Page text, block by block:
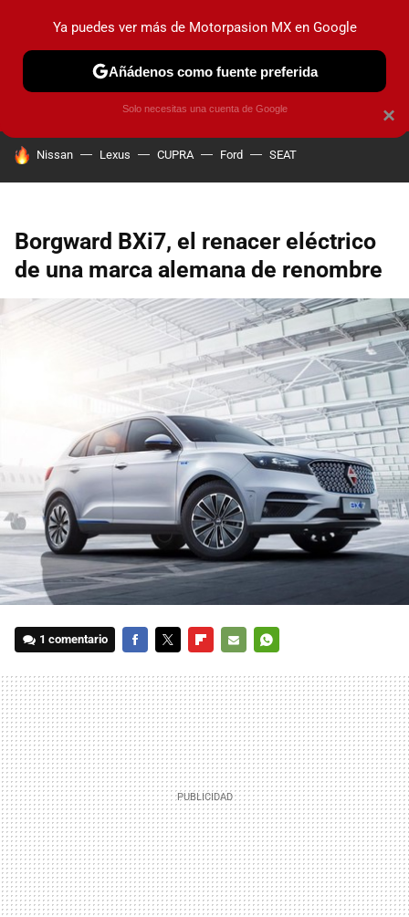
PRUEBAS INDUSTRIA HOY NO CIRCULA
HOY SE HABLA DE
Nissan Lexus CUPRA Ford SEAT
Borgward BXi7, el renacer eléctrico
de una marca alemana de renombre
1 comentario
MAIL
×
Ya puedes ver más de Motorpasion MX en Google
Añádenos como fuente preferida
Solo necesitas una cuenta de Google